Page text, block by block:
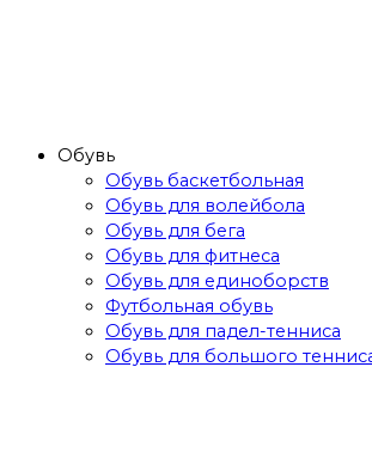
Обувь
Обувь баскетбольная
Обувь для волейбола
Обувь для бега
Обувь для фитнеса
Обувь для единоборств
Футбольная обувь
Обувь для падел-тенниса
Обувь для большого